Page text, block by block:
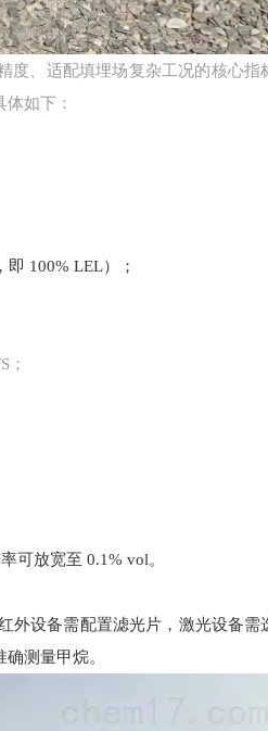
度、适配填埋场复杂工况的核心指
如下：
100% LEL）；
；
可放宽至 0.1% vol。
外设备需配置滤光片，激光设备需
测量甲烷。